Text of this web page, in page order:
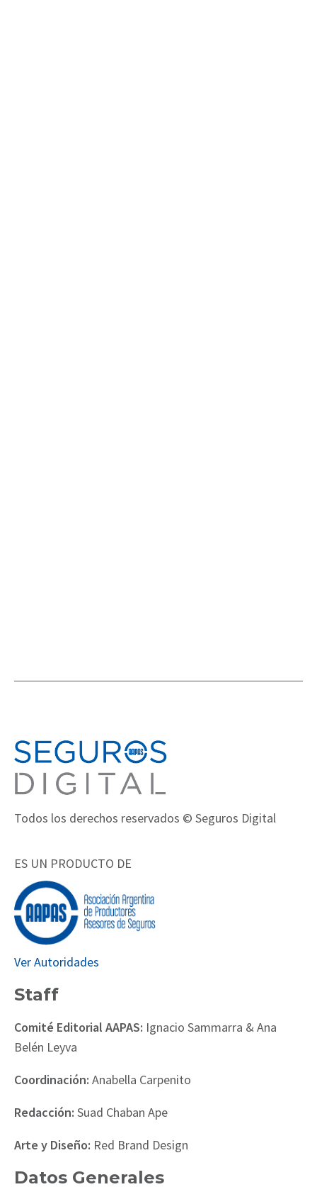
Todos los derechos reservados © Seguros Digital
ES UN PRODUCTO DE
Ver Autoridades
Staff
Comité Editorial AAPAS: Ignacio Sammarra & Ana
Belén Leyva
Coordinación: Anabella Carpenito
Redacción: Suad Chaban Ape
Arte y Diseño: Red Brand Design
Datos Generales